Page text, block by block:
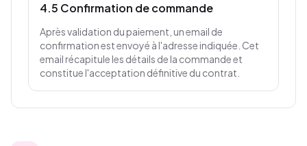
4.5 Confirmation de commande
Après validation du paiement, un email de
confirmation est envoyé à l'adresse indiquée. Cet
email récapitule les détails de la commande et
constitue l'acceptation définitive du contrat.